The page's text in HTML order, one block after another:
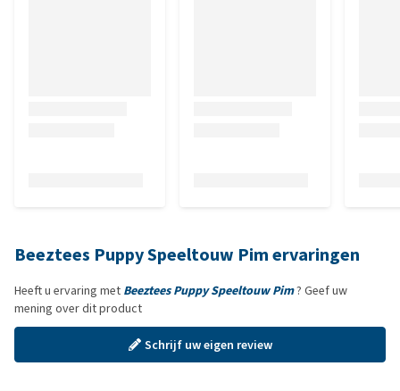
Beeztees Puppy Speeltouw Pim ervaringen
Heeft u ervaring met Beeztees Puppy Speeltouw Pim? Geef uw
mening over dit product
Schrijf uw eigen review